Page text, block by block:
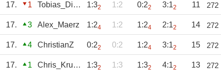
17. 1 Tobias_Diehl 1:32 1:2 0:22 3:12 11 272
17. 3 Alex_Maerz 1:24 1:2 1:24 2:12 14 272
17. 4 ChristianZ 0:22 0:2 1:24 3:12 15 272
17. 1 Chris_Krueger 1:32 1:3 1:32 4:12 13 272